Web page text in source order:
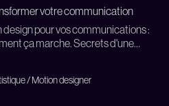
votre communication
pour vos communications :
ça marche. Secrets d'une
/ Motion designer